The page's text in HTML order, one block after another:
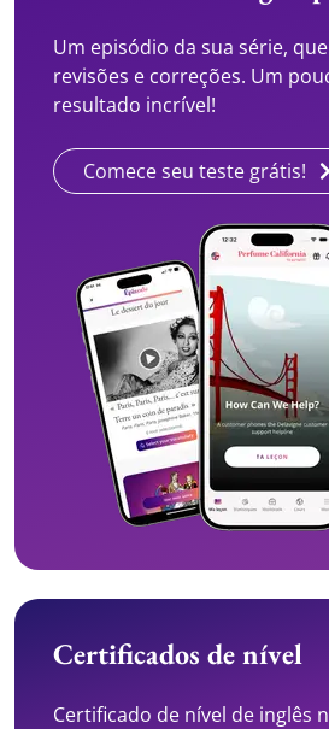
Um episódio da sua série,
revisões e correções. Um
resultado incrível!
Comece seu teste grátis!
Certificados de nível
Certificado de nível de inglês